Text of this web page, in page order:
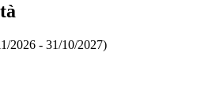
2026 - 31/10/2027)